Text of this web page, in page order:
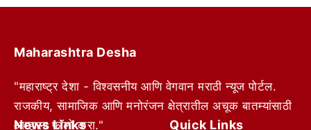
Maharashtra Desha
"महाराष्ट्र देशा - विश्वसनीय आणि वेगवान मराठी न्यूज पोर्टल.
राजकीय, सामाजिक आणि मनोरंजन क्षेत्रातील अचूक बातम्यांसाठी
आम्हाला फॉलो करा."
News Links Quick Links